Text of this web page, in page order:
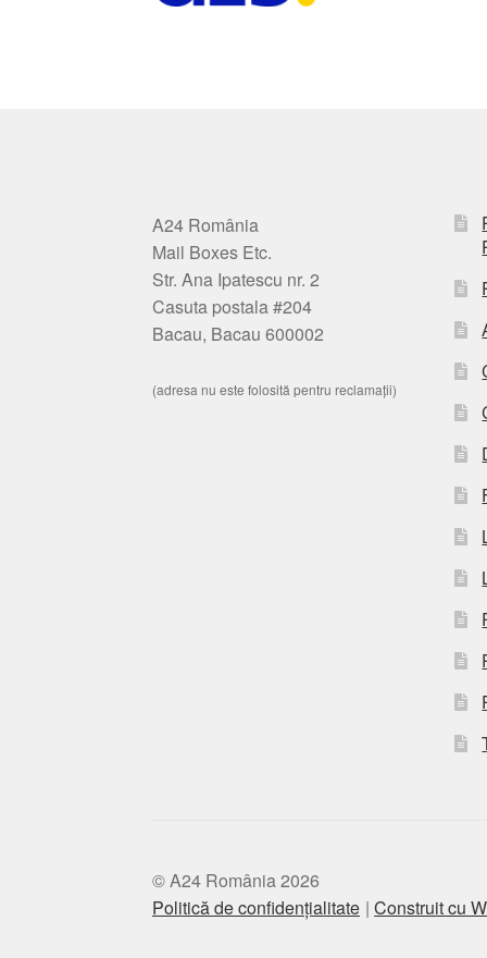
A24 România
Mail Boxes Etc.
Str. Ana Ipatescu nr. 2
Casuta postala #204
Bacau, Bacau 600002
(adresa nu este folosită pentru reclamații)
© A24 România 2026
Politică de confidențialitate Construit cu